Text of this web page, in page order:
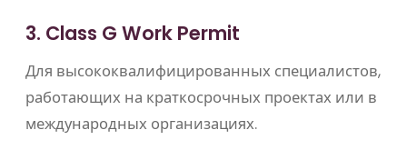
3. Class G Work Permit
Для высококвалифицированных специалистов,
работающих на краткосрочных проектах или в
международных организациях.